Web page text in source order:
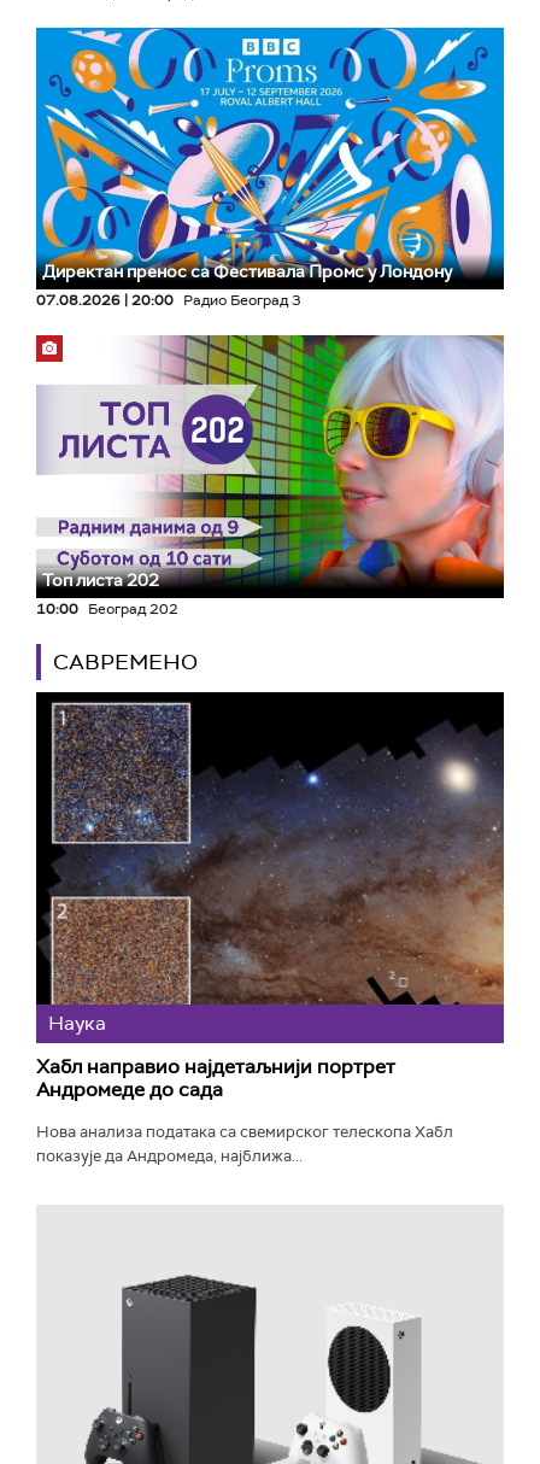
Директан пренос са Фестивала Промс у Лондону
07.08.2026 | 20:00 Радио Београд 3
Топ листа 202
10:00 Београд 202
САВРЕМЕНО
Наука
Хабл направио најдетаљнији портрет
Андромеде до сада
Нова анализа података са свемирског телескопа Хабл
показује да Андромеда, најближа...